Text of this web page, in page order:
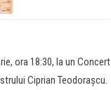
ora 18:30, la un Concert
Ciprian Teodorașcu.